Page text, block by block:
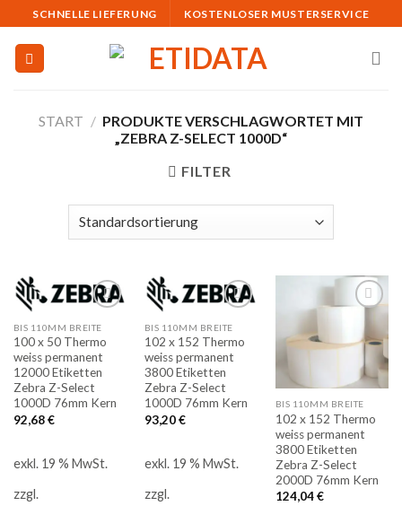
to
content
SCHNELLE LIEFERUNG KOSTENLOSER MUSTERSERVICE
START / PRODUKTE VERSCHLAGWORTET MIT
„ZEBRA Z-SELECT 1000D“
FILTER
Auf
die
Merkliste
BIS 110MM BREITE
100 x 50 Thermo
weiss permanent
12000 Etiketten
Zebra Z-Select
1000D 76mm Kern
92,68€
exkl. 19 % MwSt.
zzgl.
Auf
die
Merkliste
BIS 110MM BREITE
102 x 152 Thermo
weiss permanent
3800 Etiketten
Zebra Z-Select
1000D 76mm Kern
93,20€
exkl. 19 % MwSt.
zzgl.
Auf
Merkliste
BIS 110MM BREITE
102 x 152 Thermo
weiss permanent
3800 Etiketten
Zebra Z-Select
2000D 76mm Kern
124,04€